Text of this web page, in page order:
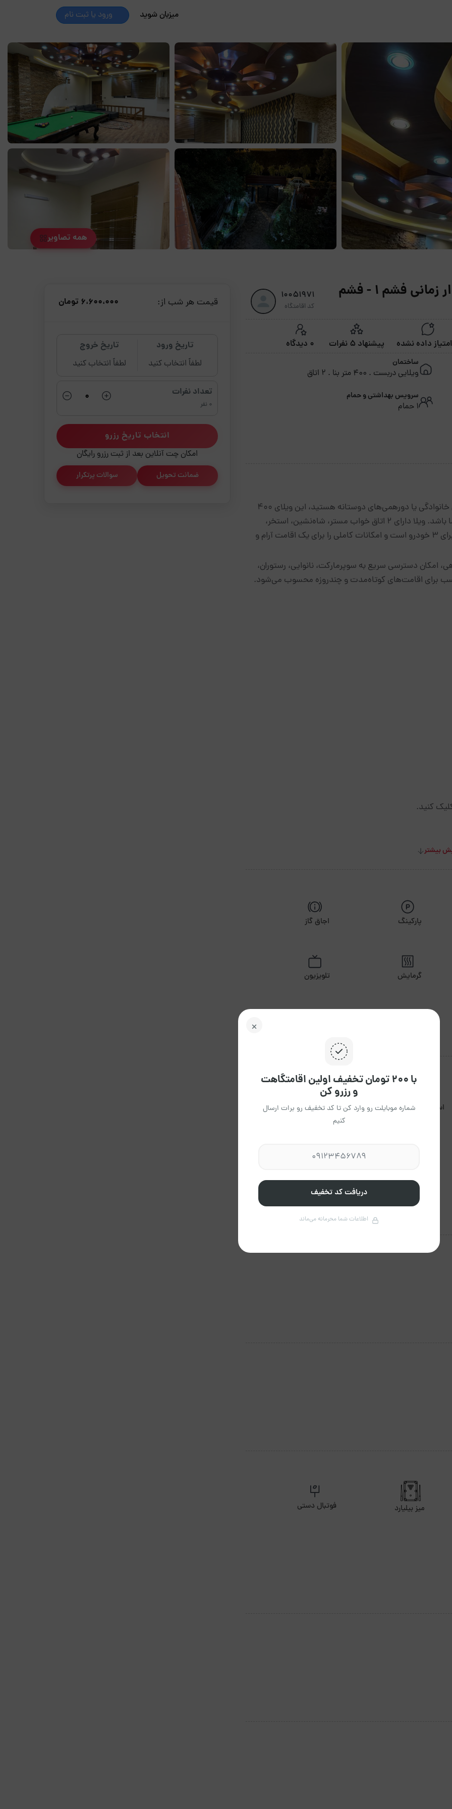
میزبان شوید ورود یا ثبت نام
همه تصاویر
فشم 1 - فشم 10051971
کد اقامتگاه
پیشنهاد 5 نفرات 0 دیدگاه
ساختمان
ویلایی دربست . 400 متر بنا . 2 اتاق
سرویس بهداشتی و حمام
1 حمام
اگر به دنبال اجاره یک ویلای لوکس و مجهز برای سفرهای خانوادگی یا دورهمی‌های دوستانه هستید، این ویلای ۴۰۰
متری با ۵۰۰ متر زمین می‌تواند انتخابی ایده‌آل برای شما باشد. ویلا دارای ۲ اتاق خواب مستر، شاه‌نشین، استخر،
سونا، جکوزی، میز بیلیارد، فوتبال دستی و فضای پارک برای ۳ خودرو است و امکانات کاملی را برای یک اقامت آرام و
امکان دسترسی سریع به سوپرمارکت، نانوایی، رستوران،
برای اقامت‌های کوتاه‌مدت و چندروزه محسوب می‌شود.
کنید.
بیشتر
پارکینگ اجاق گاز
گرمایش تلویزیون
استعمال دخانیات مجاز
برگزاری مراسم مجاز نیست.
میز بیلیارد فوتبال دستی
قیمت هر شب از: 6،600،000 تومان
تاریخ ورود
لطفاً انتخاب کنید
تاریخ خروج
لطفاً انتخاب کنید
تعداد نفرات
0 نفر
انتخاب تاریخ رزرو
امکان چت آنلاین بعد از ثبت رزرو رایگان
ضمانت تحویل سوالات پرتکرار
با ۲۰۰ تومان تخفیف اولین اقامتگاهت
و رزرو کن
شماره موبایلت رو وارد کن تا کد تخفیف رو برات ارسال
کنیم
دریافت کد تخفیف
اطلاعات شما محرمانه می‌ماند